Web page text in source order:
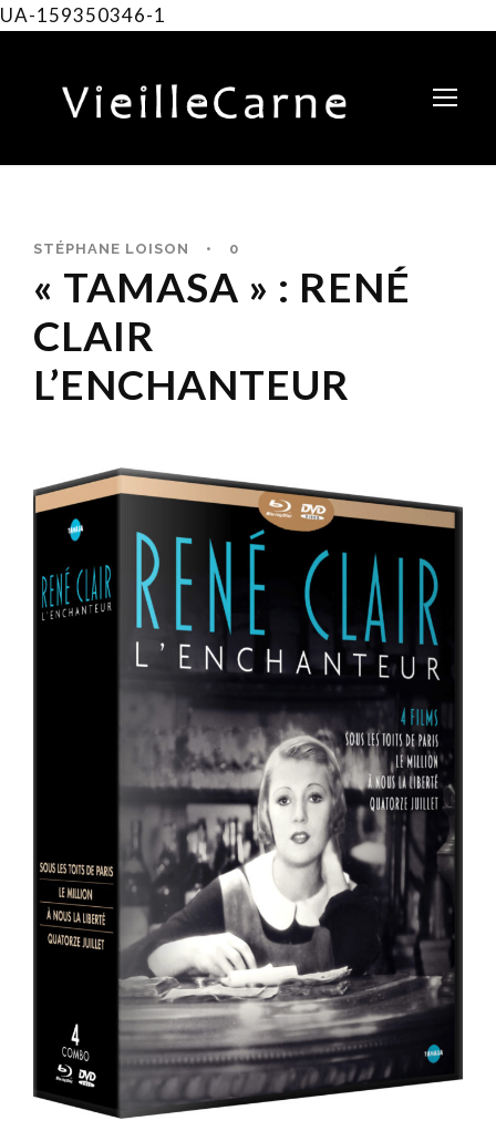
UA-159350346-1
STÉPHANE LOISON • 0
« TAMASA » : RENÉ
CLAIR
L’ENCHANTEUR